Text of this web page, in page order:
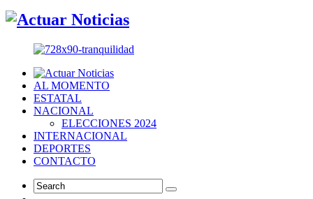
AL MOMENTO
ESTATAL
NACIONAL
ELECCIONES 2024
INTERNACIONAL
DEPORTES
CONTACTO